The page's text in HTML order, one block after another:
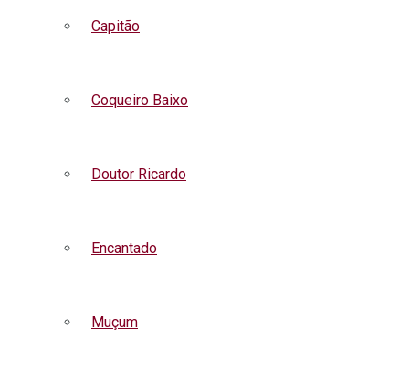
Capitão
Coqueiro Baixo
Doutor Ricardo
Encantado
Muçum